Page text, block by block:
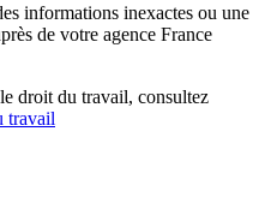
informations inexactes ou une
de votre agence France
droit du travail, consultez
travail